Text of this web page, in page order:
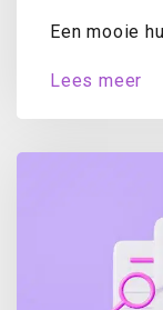
Een mooie
Lees meer